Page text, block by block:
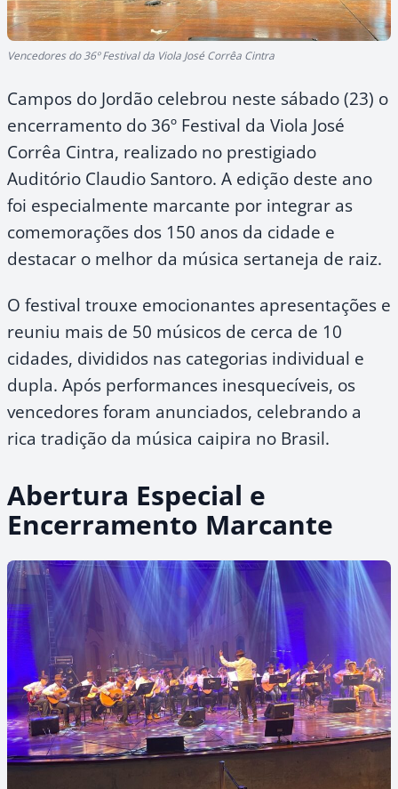
Vencedores do 36º Festival da Viola José Corrêa Cintra
Campos do Jordão celebrou neste sábado (23) o
encerramento do 36º Festival da Viola José
Corrêa Cintra, realizado no prestigiado
Auditório Claudio Santoro. A edição deste ano
foi especialmente marcante por integrar as
comemorações dos 150 anos da cidade e
destacar o melhor da música sertaneja de raiz.
O festival trouxe emocionantes apresentações e
reuniu mais de 50 músicos de cerca de 10
cidades, divididos nas categorias individual e
dupla. Após performances inesquecíveis, os
vencedores foram anunciados, celebrando a
rica tradição da música caipira no Brasil.
Abertura Especial e
Encerramento Marcante